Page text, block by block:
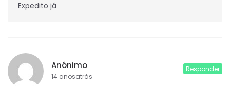
Expedito já
Anônimo
14 anosatrás
Responder